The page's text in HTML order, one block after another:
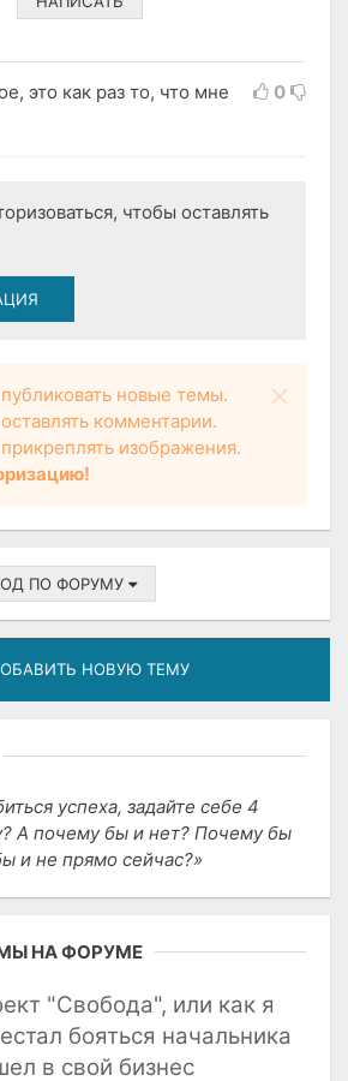
это как раз то, что мне
0
чтобы оставлять
новые темы.
комментарии.
изображения.
ПО ФОРУМУ
НОВУЮ ТЕМУ
успеха, задайте себе 4
А почему бы и нет? Почему бы
и не прямо сейчас?
НА ФОРУМЕ
"Свобода", или как я
бояться начальника
в свой бизнес